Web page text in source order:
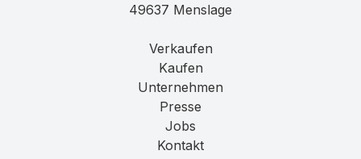
49637 Menslage
Verkaufen
Kaufen
Unternehmen
Presse
Jobs
Kontakt